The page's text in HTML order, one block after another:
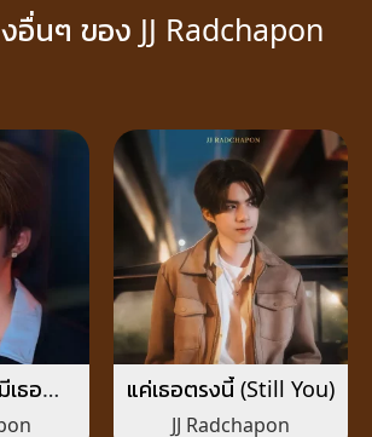
อื่นๆ ของ JJ Radchapon
เธอ
แค่เธอตรงนี้ (Still You)
JJ Radchapon